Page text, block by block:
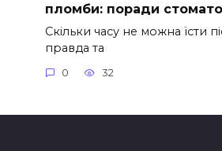
пломби: поради
Скільки часу не можна їсти
правда та
0 32